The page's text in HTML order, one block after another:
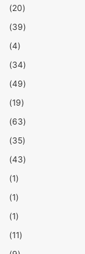
(20)
(39)
(4)
(34)
(49)
(19)
(63)
(35)
(43)
(1)
(1)
(1)
(11)